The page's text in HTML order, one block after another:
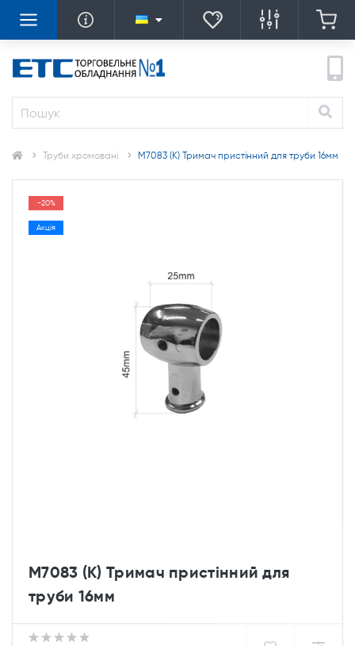
Труби хромовані M7083 (К) Тримач пристінний для труби 16мм
-20%
Акція
M7083 (К) Тримач пристінний для
труби 16мм